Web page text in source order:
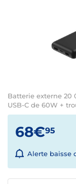
Batterie externe 20
USB-C de 60W +
68€95
Alerte baisse